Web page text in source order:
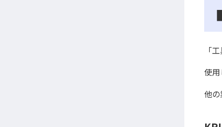
「
使
他